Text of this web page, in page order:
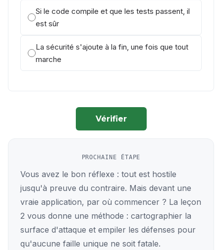
Si le code compile et que les tests passent, il
est sûr
La sécurité s'ajoute à la fin, une fois que tout
marche
Vérifier
PROCHAINE ÉTAPE
Vous avez le bon réflexe : tout est hostile
jusqu'à preuve du contraire. Mais devant une
vraie application, par où commencer ? La leçon
2 vous donne une méthode : cartographier la
surface d'attaque et empiler les défenses pour
qu'aucune faille unique ne soit fatale.